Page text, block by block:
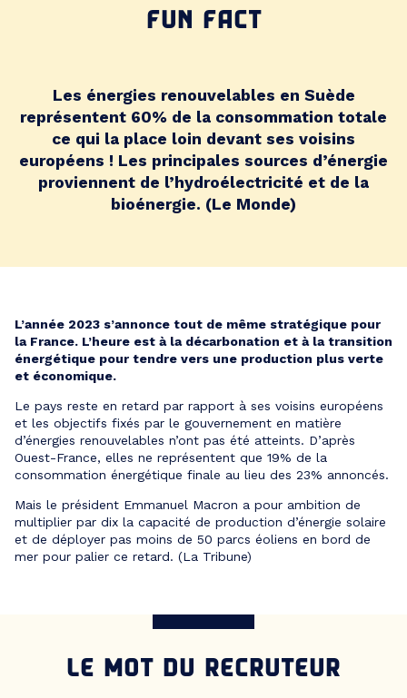
FUN FACT
Les énergies renouvelables en Suède
représentent 60% de la consommation totale
ce qui la place loin devant ses voisins
européens ! Les principales sources d’énergie
proviennent de l’hydroélectricité et de la
bioénergie. (Le Monde)
L’année 2023 s’annonce tout de même stratégique pour
la France. L’heure est à la décarbonation et à la transition
énergétique pour tendre vers une production plus verte
et économique.
Le pays reste en retard par rapport à ses voisins européens
et les objectifs fixés par le gouvernement en matière
d’énergies renouvelables n’ont pas été atteints. D’après
Ouest-France, elles ne représentent que 19% de la
consommation énergétique finale au lieu des 23% annoncés.
Mais le président Emmanuel Macron a pour ambition de
multiplier par dix la capacité de production d’énergie solaire
et de déployer pas moins de 50 parcs éoliens en bord de
mer pour palier ce retard. (La Tribune)
LE MOT DU RECRUTEUR